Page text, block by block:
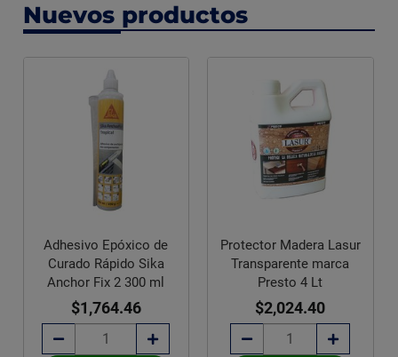
Nuevos productos
Adhesivo Epóxico de
Curado Rápido Sika
Anchor Fix 2 300 ml
$1,764.46
Protector Madera Lasur
Transparente marca
Presto 4 Lt
$2,024.40